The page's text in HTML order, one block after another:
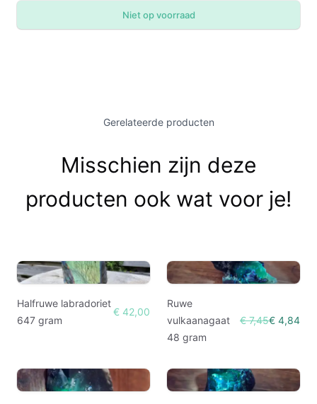
Niet op voorraad
Gerelateerde producten
Misschien zijn deze
producten ook wat voor je!
Halfruwe labradoriet
647 gram
€ 42,00
Ruwe
vulkaanagaat
48 gram
€ 7,45€ 4,84